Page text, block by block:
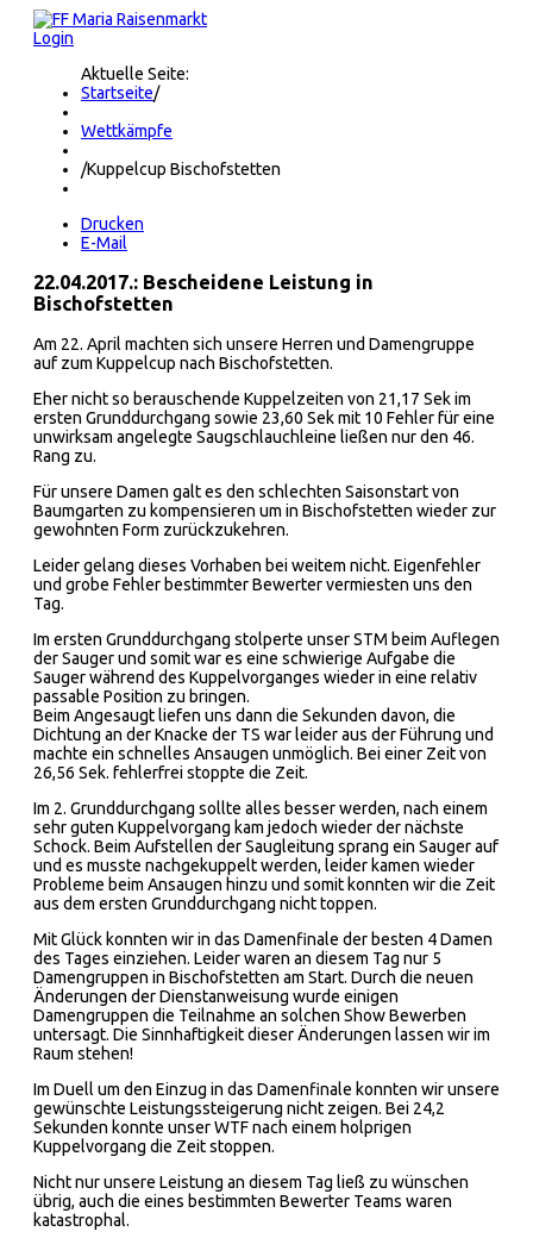
Login
Aktuelle Seite:
Startseite/
Wettkämpfe
/Kuppelcup Bischofstetten
Drucken
E-Mail
22.04.2017.: Bescheidene Leistung in
Bischofstetten
Am 22. April machten sich unsere Herren und Damengruppe
auf zum Kuppelcup nach Bischofstetten.
Eher nicht so berauschende Kuppelzeiten von 21,17 Sek im
ersten Grunddurchgang sowie 23,60 Sek mit 10 Fehler für eine
unwirksam angelegte Saugschlauchleine ließen nur den 46.
Rang zu.
Für unsere Damen galt es den schlechten Saisonstart von
Baumgarten zu kompensieren um in Bischofstetten wieder zur
gewohnten Form zurückzukehren.
Leider gelang dieses Vorhaben bei weitem nicht. Eigenfehler
und grobe Fehler bestimmter Bewerter vermiesten uns den
Tag.
Im ersten Grunddurchgang stolperte unser STM beim Auflegen
der Sauger und somit war es eine schwierige Aufgabe die
Sauger während des Kuppelvorganges wieder in eine relativ
passable Position zu bringen.
Beim Angesaugt liefen uns dann die Sekunden davon, die
Dichtung an der Knacke der TS war leider aus der Führung und
machte ein schnelles Ansaugen unmöglich. Bei einer Zeit von
26,56 Sek. fehlerfrei stoppte die Zeit.
Im 2. Grunddurchgang sollte alles besser werden, nach einem
sehr guten Kuppelvorgang kam jedoch wieder der nächste
Schock. Beim Aufstellen der Saugleitung sprang ein Sauger auf
und es musste nachgekuppelt werden, leider kamen wieder
Probleme beim Ansaugen hinzu und somit konnten wir die Zeit
aus dem ersten Grunddurchgang nicht toppen.
Mit Glück konnten wir in das Damenfinale der besten 4 Damen
des Tages einziehen. Leider waren an diesem Tag nur 5
Damengruppen in Bischofstetten am Start. Durch die neuen
Änderungen der Dienstanweisung wurde einigen
Damengruppen die Teilnahme an solchen Show Bewerben
untersagt. Die Sinnhaftigkeit dieser Änderungen lassen wir im
Raum stehen!
Im Duell um den Einzug in das Damenfinale konnten wir unsere
gewünschte Leistungssteigerung nicht zeigen. Bei 24,2
Sekunden konnte unser WTF nach einem holprigen
Kuppelvorgang die Zeit stoppen.
Nicht nur unsere Leistung an diesem Tag ließ zu wünschen
übrig, auch die eines bestimmten Bewerter Teams waren
katastrophal.